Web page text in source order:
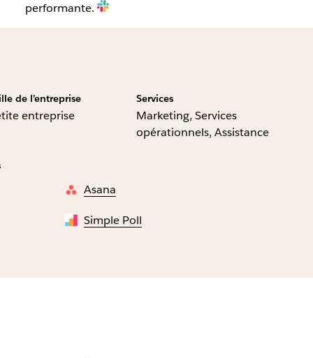
performante.
de l’entreprise
entreprise
Services
Marketing, Services
opérationnels, Assistance
Asana
Simple Poll